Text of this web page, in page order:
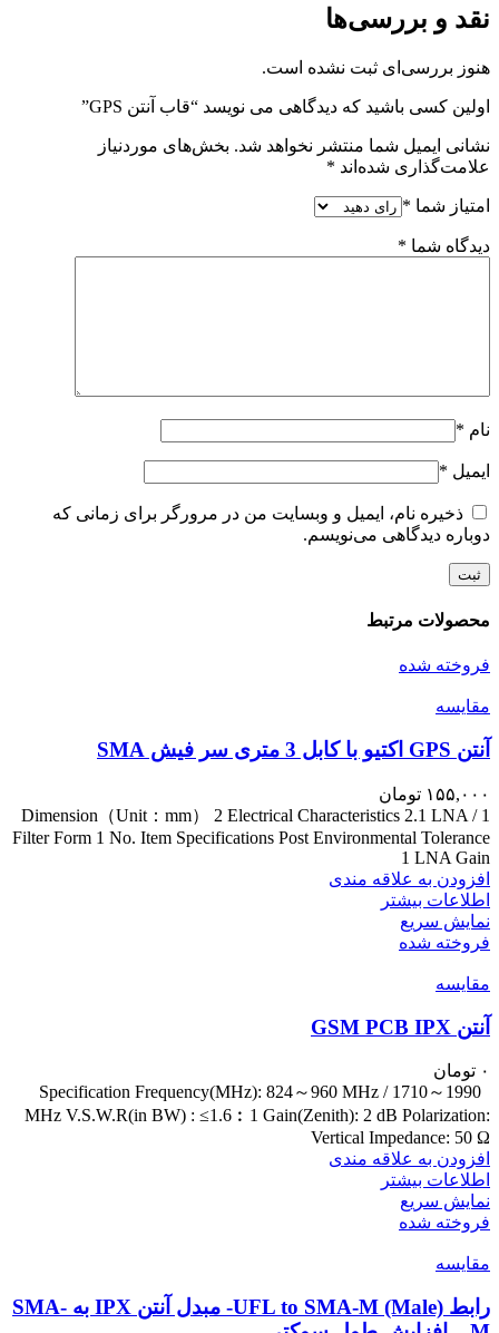
نقد و بررسی‌ها
هنوز بررسی‌ای ثبت نشده است.
اولین کسی باشید که دیدگاهی می نویسد “قاب آنتن GPS”
نشانی ایمیل شما منتشر نخواهد شد. بخش‌های موردنیاز
علامت‌گذاری شده‌اند *
امتیاز شما *
دیدگاه شما *
نام *
ایمیل *
ذخیره نام، ایمیل و وبسایت من در مرورگر برای زمانی که
دوباره دیدگاهی می‌نویسم.
محصولات مرتبط
فروخته شده
مقايسه
آنتن GPS اکتیو با کابل 3 متری سر فیش SMA
۱۵۵,۰۰۰ تومان
1 Dimension（Unit：mm） 2 Electrical Characteristics 2.1 LNA /
Filter Form 1 No. Item Specifications Post Environmental Tolerance
1 LNA Gain
افزودن به علاقه مندی
اطلاعات بیشتر
نمایش سریع
فروخته شده
مقايسه
آنتن GSM PCB IPX
۰ تومان
Specification Frequency(MHz): 824～960 MHz / 1710～1990
MHz V.S.W.R(in BW) : ≤1.6︰1 Gain(Zenith): 2 dB Polarization:
Vertical Impedance: 50 Ω
افزودن به علاقه مندی
اطلاعات بیشتر
نمایش سریع
فروخته شده
مقايسه
رابط UFL to SMA-M (Male)- مبدل آنتن IPX به SMA-